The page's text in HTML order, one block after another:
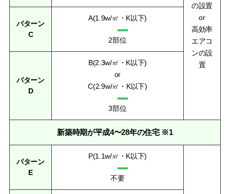
の設置
or
高効率
エアコ
ンの設
置
パターン
C
A(1.9w/㎡・K以下)
2部位
パターン
D
B(2.3w/㎡・K以下)
or
C(2.9w/㎡・K以下)
3部位
新築時期が平成4〜28年の住宅 ※1
パターン
E
P(1.1w/㎡・K以下)
不要